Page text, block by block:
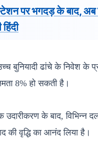
पर भगदड़ के बाद,
बुनियादी ढांचे के निवेश के
8% हो सकती है।
के बाद, विभिन्न
की वृद्धि का आनंद लिया है।